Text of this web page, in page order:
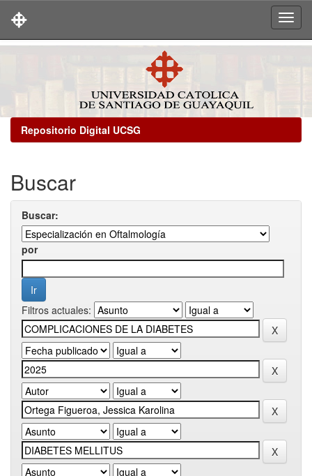
Repositorio Digital UCSG
Buscar
Buscar:
por
Filtros actuales: